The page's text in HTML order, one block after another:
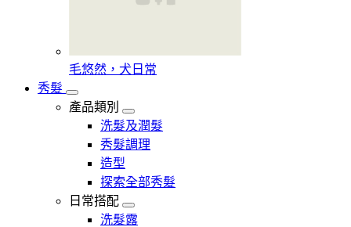
毛悠然，犬日常
秀髮
產品類別
洗髮及潤髮
秀髮調理
造型
探索全部秀髮
日常搭配
洗髮露